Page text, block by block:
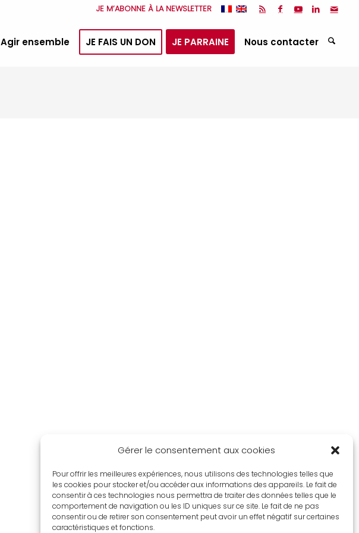
Gérer le consentement aux cookies
Pour offrir les meilleures expériences, nous utilisons des technologies telles que
les cookies pour stocker et/ou accéder aux informations des appareils. Le fait de
consentir à ces technologies nous permettra de traiter des données telles que le
comportement de navigation ou les ID uniques sur ce site. Le fait de ne pas
consentir ou de retirer son consentement peut avoir un effet négatif sur certaines
caractéristiques et fonctions.
JE M’ABONNE À LA NEWSLETTER
Agir ensemble JE FAIS UN DON JE PARRAINE Nous contacter